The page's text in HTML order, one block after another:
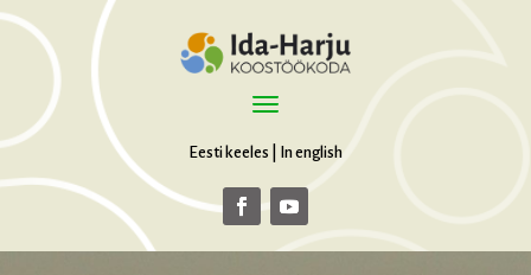
Eesti keeles In english